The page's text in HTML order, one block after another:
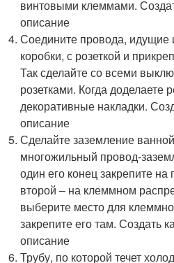
винтовыми клеммами.
описание
Соедините провода, идущие
коробки, с розеткой и
Так сделайте со всеми
розетками. Когда доделаете
декоративные накладки.
описание
Сделайте заземление
многожильный провод-
один его конец закрепите
второй – на клеммном
выберите место для
закрепите его там. Создать
описание
Трубу, по которой течет